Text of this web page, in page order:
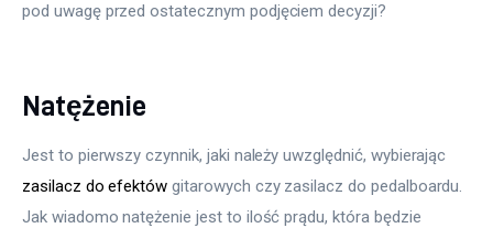
pod uwagę przed ostatecznym podjęciem decyzji?
Natężenie
Jest to pierwszy czynnik, jaki należy uwzględnić, wybierając
zasilacz do efektów gitarowych czy zasilacz do pedalboardu.
Jak wiadomo natężenie jest to ilość prądu, która będzie